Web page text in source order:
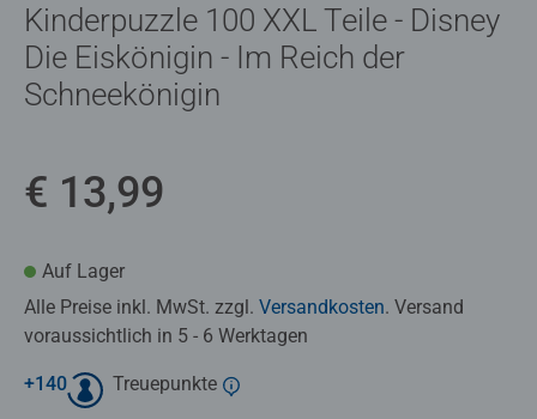
Kinderpuzzle 100 XXL Teile - Disney
Die Eiskönigin - Im Reich der
Schneekönigin
€ 13,99
Auf Lager
Alle Preise inkl. MwSt. zzgl. Versandkosten. Versand
voraussichtlich in 5 - 6 Werktagen
+140 Treuepunkte